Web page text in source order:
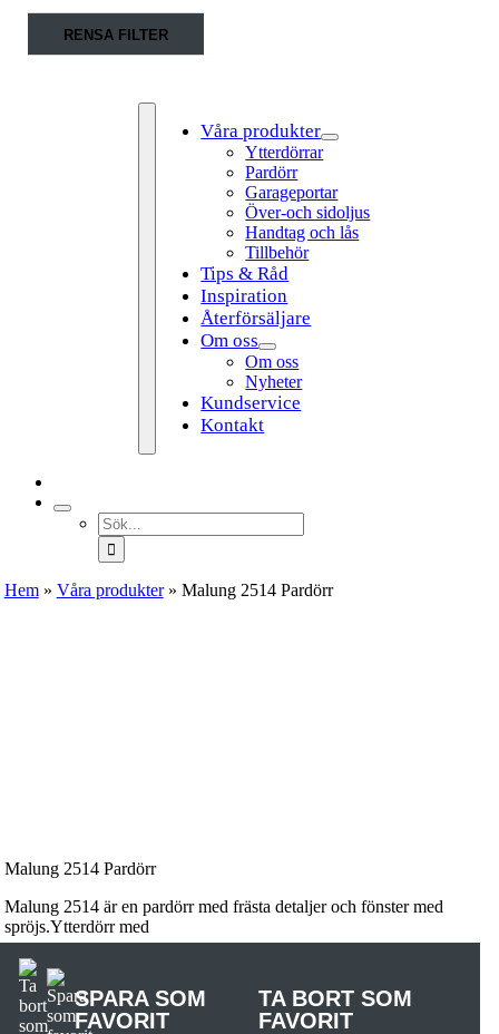
Fortsätt
innehållet
Navigation
Våra produkter
Ytterdörrar
Pardörr
Garageportar
Över-och sidoljus
Handtag och lås
Tillbehör
Tips & Råd
Inspiration
Återförsäljare
Om oss
Om oss
Nyheter
Kundservice
Kontakt
Sök
efter:
Hem» Våra produkter» Malung 2514 Pardörr
Malung 2514 Pardörr
Malung 2514 är en pardörr med frästa detaljer och fönster med
spröjs.Ytterdörr med
SPARA SOM
FAVORIT
TA BORT SOM
FAVORIT
RENSA FILTER